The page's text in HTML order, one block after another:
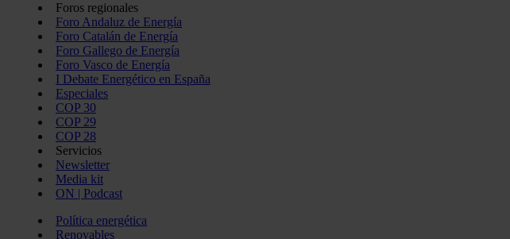
Foros regionales
Foro Andaluz de Energía
Foro Catalán de Energía
Foro Gallego de Energía
Foro Vasco de Energía
I Debate Energético en España
Especiales
COP 30
COP 29
COP 28
Servicios
Newsletter
Media kit
ON | Podcast
Política energética
Renovables